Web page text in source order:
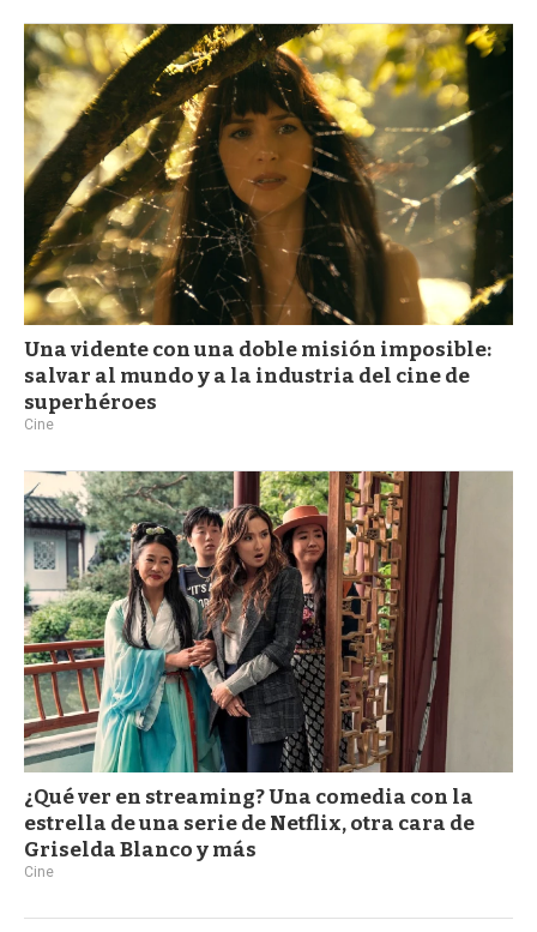
Una vidente con una doble misión imposible:
salvar al mundo y a la industria del cine de
superhéroes
Cine
¿Qué ver en streaming? Una comedia con la
estrella de una serie de Netflix, otra cara de
Griselda Blanco y más
Cine